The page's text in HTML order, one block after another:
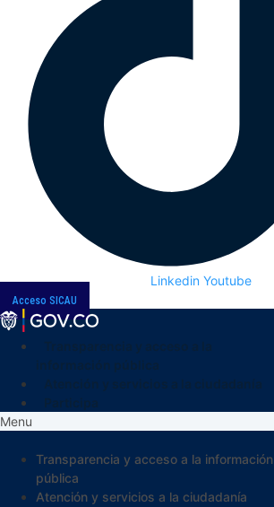
Linkedin Youtube
Acceso SICAU
Menu
Transparencia y acceso a la información
pública
Atención y servicios a la ciudadanía